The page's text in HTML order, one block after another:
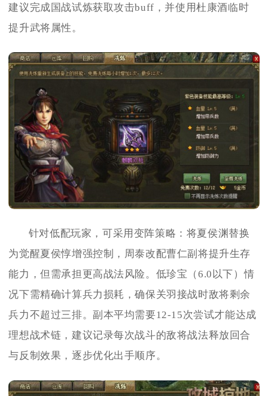
建议完成国战试炼获取攻击buff，并使用杜康酒临时
提升武将属性。
针对低配玩家，可采用变阵策略：将夏侯渊替换
为觉醒夏侯惇增强控制，周泰改配曹仁副将提升生存
能力，但需承担更高战法风险。低珍宝（6.0以下）情
况下需精确计算兵力损耗，确保关羽接战时敌将剩余
兵力不超过三排。副本平均需要12-15次尝试才能达成
理想战术链，建议记录每次战斗的敌将战法释放回合
与反制效果，逐步优化出手顺序。